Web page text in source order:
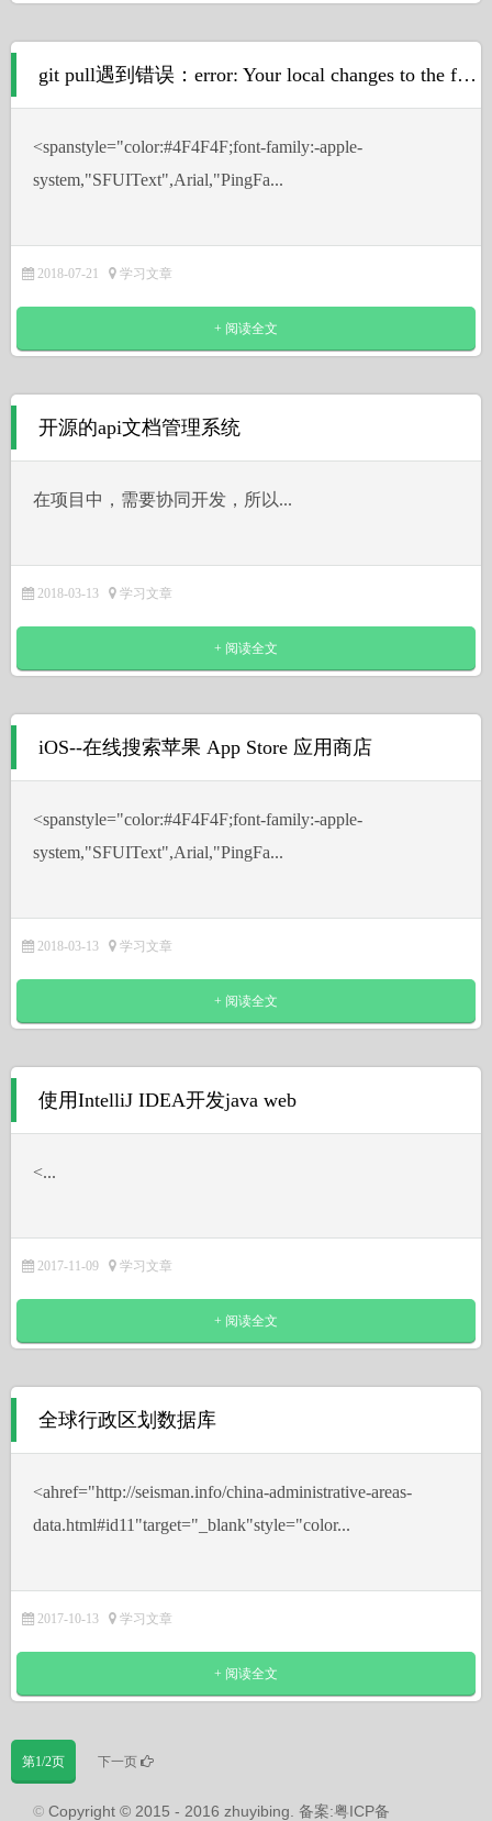
git pull遇到错误：error: Your local changes to the following files would be overwritten by merge:
˂spanstyle="color:#4F4F4F;font-family:-apple-
system,"SFUIText",Arial,"PingFa...
2018-07-21 学习文章
+ 阅读全文
开源的api文档管理系统
在项目中，需要协同开发，所以...
2018-03-13 学习文章
+ 阅读全文
iOS--在线搜索苹果 App Store 应用商店
˂spanstyle="color:#4F4F4F;font-family:-apple-
system,"SFUIText",Arial,"PingFa...
2018-03-13 学习文章
+ 阅读全文
使用IntelliJ IDEA开发java web
˂...
2017-11-09 学习文章
+ 阅读全文
全球行政区划数据库
˂ahref="http://seisman.info/china-administrative-areas-
data.html#id11"target="_blank"style="color...
2017-10-13 学习文章
+ 阅读全文
第1/2页 下一页
© Copyright © 2015 - 2016 zhuyibing. 备案:粤ICP备